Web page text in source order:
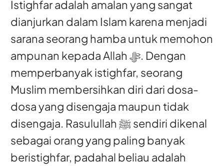
Istighfar adalah amalan yang sangat
dianjurkan dalam Islam karena menjadi
sarana seorang hamba untuk memohon
ampunan kepada Allah ﷻ. Dengan
memperbanyak istighfar, seorang
Muslim membersihkan diri dari dosa-
dosa yang disengaja maupun tidak
disengaja. Rasulullah ﷺ sendiri dikenal
sebagai orang yang paling banyak
beristighfar, padahal beliau adalah